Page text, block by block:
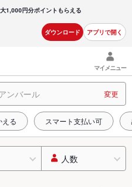
1,000円分ポイントもらえる
ダウンロード アプリで開く
マイメニュー
ンバール 変更
える スマート支払い可
人数